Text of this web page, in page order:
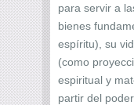
para servir a
bienes
espíritu), su
(como
espiritual y
partir del